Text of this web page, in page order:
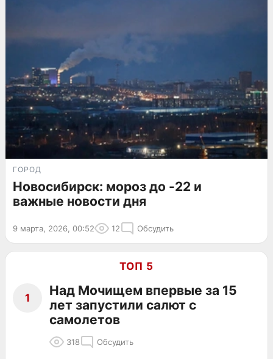
ГОРОД
Новосибирск: мороз до -22 и
важные новости дня
9 марта, 2026, 00:52 12 Обсудить
ТОП 5
1
Над Мочищем впервые за 15
лет запустили салют с
самолетов
318 Обсудить